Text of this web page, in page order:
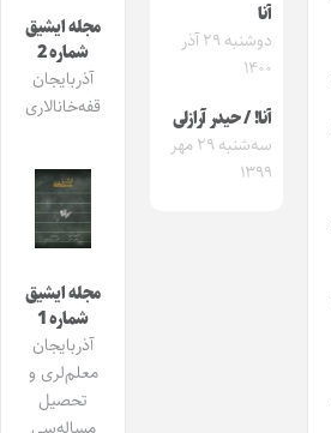
آنا
دوشنبه ۲۹ آذر
۱۴۰۰
آنا! / حیدر آرازلی
سه‌شنبه ۲۹ مهر
۱۳۹۹
مجله ایشیق
شماره 2
آذربایجان
قفه‌خانالاری
مجله ایشیق
شماره 1
آذربایجان
معلم‌لری و
تحصیل